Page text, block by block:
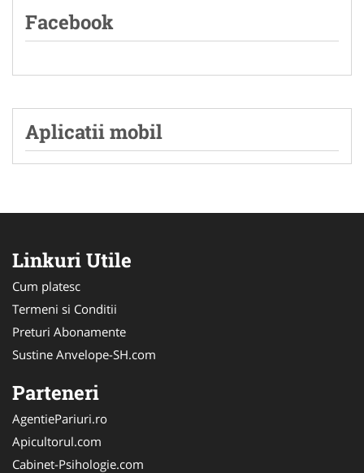
Facebook
Aplicatii mobil
Linkuri Utile
Cum platesc
Termeni si Conditii
Preturi Abonamente
Sustine Anvelope-SH.com
Parteneri
AgentiePariuri.ro
Apicultorul.com
Cabinet-Psihologie.com